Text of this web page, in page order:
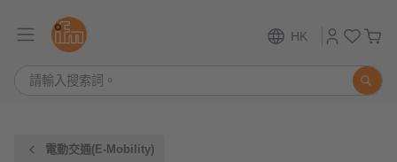
HK
電動交通(E-Mobility)